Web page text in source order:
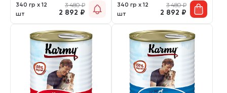
340 гр х 12
шт
3 480₽
2 892 ₽
340 гр х 12
шт
3 480₽
2 892 ₽